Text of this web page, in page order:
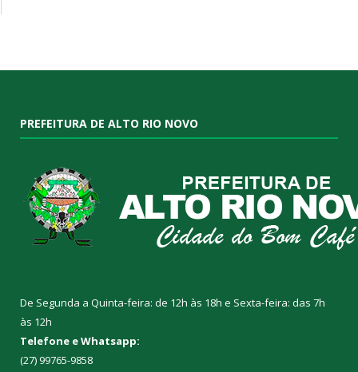
PREFEITURA DE ALTO RIO NOVO
De Segunda a Quinta-feira: de 12h às 18h e Sexta-feira: das 7h
às 12h
Telefone e Whatsapp:
(27) 99765-9858